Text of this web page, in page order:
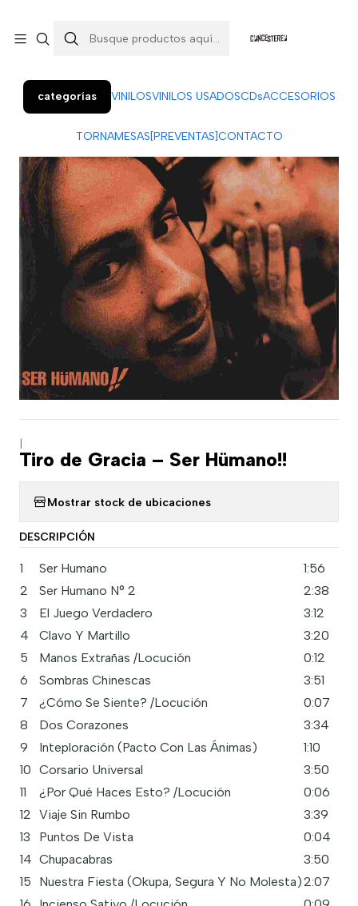
categorías VINILOSVINILOS USADOSCDsACCESORIOS
TORNAMESAS[PREVENTAS]CONTACTO
Tiro de Gracia – Ser Hümano!!
Mostrar stock de ubicaciones
DESCRIPCIÓN
1 Ser Humano
1:56
2
Ser Humano N° 2
2:38
3
El Juego Verdadero
3:12
4
Clavo Y Martillo
3:20
5
Manos Extrañas /Locución
0:12
6
Sombras Chinescas
3:51
7
¿Cómo Se Siente? /Locución
0:07
8
Dos Corazones
3:34
9
Inteploración (Pacto Con Las Ánimas)
1:10
10 Corsario Universal
3:50
11
¿Por Qué Haces Esto? /Locución
0:06
12 Viaje Sin Rumbo
3:39
13
Puntos De Vista
0:04
14 Chupacabras
3:50
15
Nuestra Fiesta (Okupa, Segura Y No Molesta)2:07